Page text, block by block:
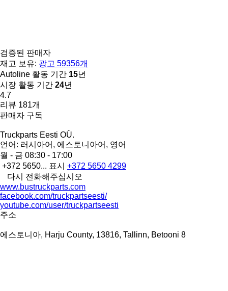
검증된 판매자
재고 보유: 광고 59356개
Autoline 활동 기간 15년
시장 활동 기간 24년
4.7
리뷰 181개
판매자 구독
Truckparts Eesti OÜ.
언어: 러시아어, 에스토니아어, 영어
월 - 금 08:30 - 17:00
+372 5650... 표시 +372 5650 4299
다시 전화해주십시오
www.bustruckparts.com
facebook.com/truckpartseesti/
youtube.com/user/truckpartseesti
주소
에스토니아, Harju County, 13816, Tallinn, Betooni 8